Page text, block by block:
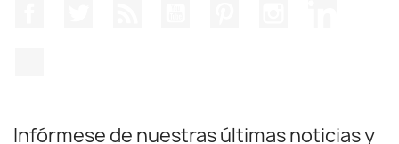
Infórmese de nuestras últimas noticias y